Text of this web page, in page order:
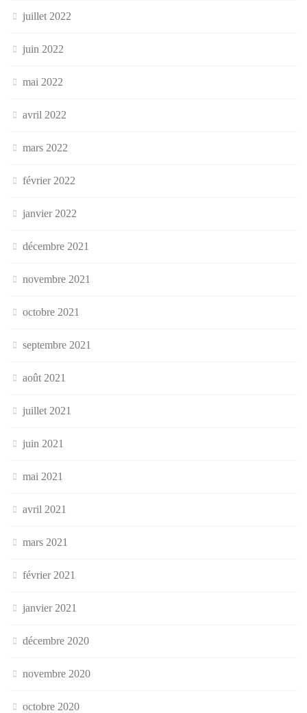
juillet 2022
juin 2022
mai 2022
avril 2022
mars 2022
février 2022
janvier 2022
décembre 2021
novembre 2021
octobre 2021
septembre 2021
août 2021
juillet 2021
juin 2021
mai 2021
avril 2021
mars 2021
février 2021
janvier 2021
décembre 2020
novembre 2020
octobre 2020